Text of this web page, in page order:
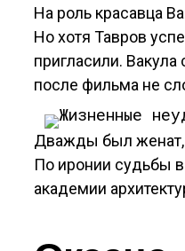
На роль красавца
Но хотя Тавров
пригласили.
после фильма не
Дважды был женат,
По иронии судьбы
академии